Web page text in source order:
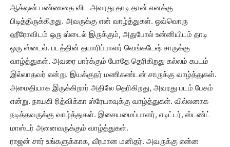
ஆக்‌ஷன் பண்ணதை விட அவரது தாடி தான் எனக்கு
பிடித்திருக்கிறது. அவருக்கு என் வாழ்த்துகள். ஒவ்வொரு
ஹீரோவிடம் ஒரு ஸ்டைல் இருக்கும், அதுபோல் உன்னியிடம் தாடி
ஒரு ஸ்டைல். படத்தின் தயாரிப்பாளர் வெங்கடேஷ் சாருக்கு
வாழ்த்துகள். அவரை பார்க்கும் போதே தெரிகிறது கல்லம் கபடம்
இல்லாதவர் என்று. இயக்குநர் மணிகண்டன் சாருக்கு வாழ்த்துகள்.
அமைதியாக இருக்கிறார் அதிலே தெரிகிறது, அவரது படம் பேசும்
என்று. நாயகி ரித்விக்கா ஸ்ரேயாவுக்கு வாழ்த்துகள். வில்லனாக
நடித்தவருக்கு வாழ்த்துகள். இசையமைப்பாளர், எடிட்டர், ஸ்டண்ட்
மாஸ்டர் அனைவருக்கும் வாழ்த்துகள்.
ராஜன் சார் உங்களுக்காக, வீரமான மனிதர். அவருக்கு என்ன